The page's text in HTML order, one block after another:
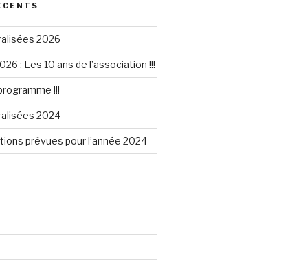
2026
: Les 10 ans de l’association !!!
!!!
2024
prévues pour l’année 2024